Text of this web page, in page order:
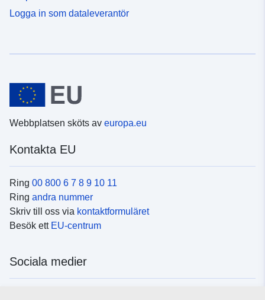
Logga in som dataleverantör
Webbplatsen sköts av europa.eu
Kontakta EU
Ring 00 800 6 7 8 9 10 11
Ring andra nummer
Skriv till oss via kontaktformuläret
Besök ett EU-centrum
Sociala medier